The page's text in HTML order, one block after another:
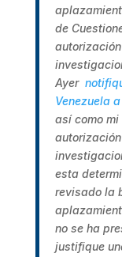
de
Ayer
Venezuela
así como
esta
revisado la
no se ha
justifique